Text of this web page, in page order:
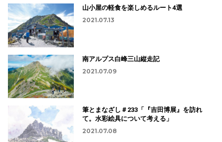
山小屋の軽食を楽しめるルート4選
2021.07.13
南アルプス白峰三山縦走記
2021.07.09
筆とまなざし＃233「『吉田博展』を訪れ
て。水彩絵具について考える」
2021.07.08